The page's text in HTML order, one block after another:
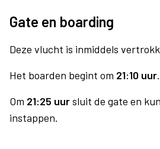
Gate en boarding
Deze vlucht is inmiddels
Het boarden begint om 21:10 uur.
Om 21:25 uursluit de gate en
instappen.